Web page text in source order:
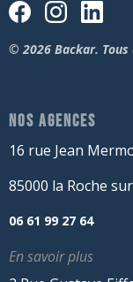
© 2026 Backar.
NOS AGENCES
16 rue Jean
85000 la Roche
06 61 99 27 64
En savoir plus